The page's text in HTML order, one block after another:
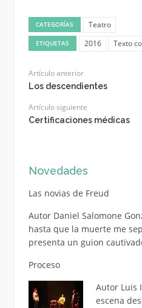
CATEGORÍAS Teatro
ETIQUETAS 2016 Texto
Artículo anterior
Los descendientes
Artículo siguiente
Certificaciones médicas
Novedades
Las novias de Freud
Autor Daniel Salomone
hasta que la muerte me
presenta un guion
Proceso
Autor Luis
escena